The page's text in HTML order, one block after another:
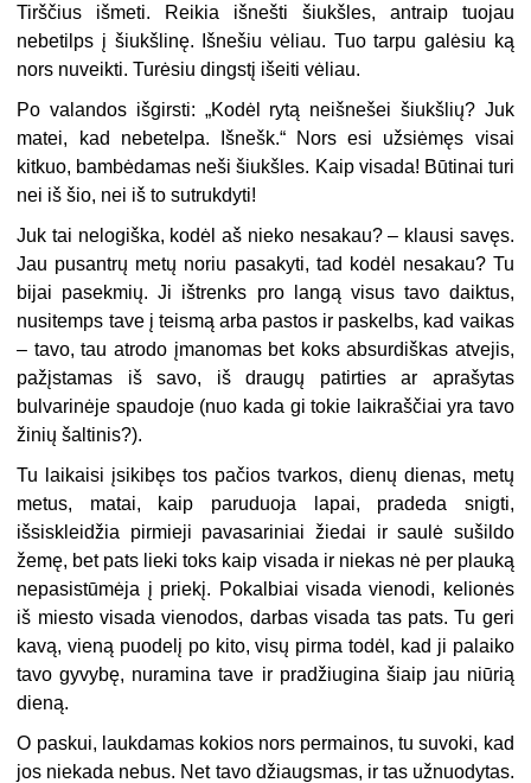
Tirščius išmeti. Reikia išnešti šiukšles, antraip tuojau
nebetilps į šiukšlinę. Išnešiu vėliau. Tuo tarpu galėsiu ką
nors nuveikti. Turėsiu dingstį išeiti vėliau.
Po valandos išgirsti: „Kodėl rytą neišnešei šiukšlių? Juk
matei, kad nebetelpa. Išnešk.“ Nors esi užsiėmęs visai
kitkuo, bambėdamas neši šiukšles. Kaip visada! Būtinai turi
nei iš šio, nei iš to sutrukdyti!
Juk tai nelogiška, kodėl aš nieko nesakau? – klausi savęs.
Jau pusantrų metų noriu pasakyti, tad kodėl nesakau? Tu
bijai pasekmių. Ji ištrenks pro langą visus tavo daiktus,
nusitemps tave į teismą arba pastos ir paskelbs, kad vaikas
– tavo, tau atrodo įmanomas bet koks absurdiškas atvejis,
pažįstamas iš savo, iš draugų patirties ar aprašytas
bulvarinėje spaudoje (nuo kada gi tokie laikraščiai yra tavo
žinių šaltinis?).
Tu laikaisi įsikibęs tos pačios tvarkos, dienų dienas, metų
metus, matai, kaip paruduoja lapai, pradeda snigti,
išsiskleidžia pirmieji pavasariniai žiedai ir saulė sušildo
žemę, bet pats lieki toks kaip visada ir niekas nė per plauką
nepasistūmėja į priekį. Pokalbiai visada vienodi, kelionės
iš miesto visada vienodos, darbas visada tas pats. Tu geri
kavą, vieną puodelį po kito, visų pirma todėl, kad ji palaiko
tavo gyvybę, nuramina tave ir pradžiugina šiaip jau niūrią
dieną.
O paskui, laukdamas kokios nors permainos, tu suvoki, kad
jos niekada nebus. Net tavo džiaugsmas, ir tas užnuodytas.